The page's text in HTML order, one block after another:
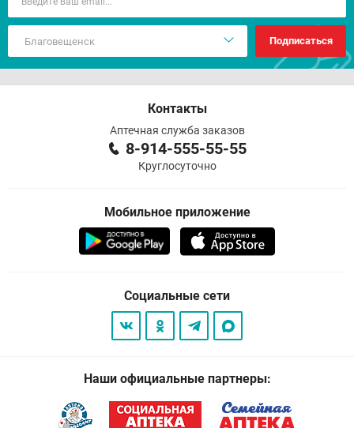
Подписаться
Контакты
Аптечная служба заказов
8-914-555-55-55
Круглосуточно
Мобильное приложение
Социальные сети
Наши официальные партнеры: